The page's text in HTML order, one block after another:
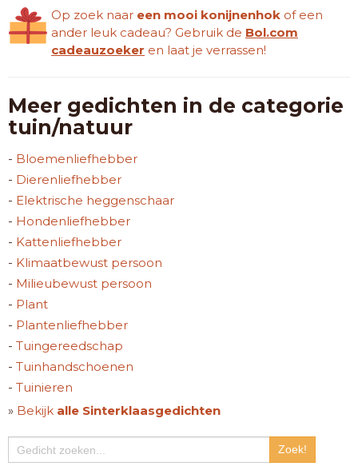
Op zoek naar een mooi konijnenhok of een
ander leuk cadeau? Gebruik de Bol.com
cadeauzoeker en laat je verrassen!
Meer gedichten in de categorie
tuin/natuur
- Bloemenliefhebber
- Dierenliefhebber
- Elektrische heggenschaar
- Hondenliefhebber
- Kattenliefhebber
- Klimaatbewust persoon
- Milieubewust persoon
- Plant
- Plantenliefhebber
- Tuingereedschap
- Tuinhandschoenen
- Tuinieren
» Bekijk alle Sinterklaasgedichten